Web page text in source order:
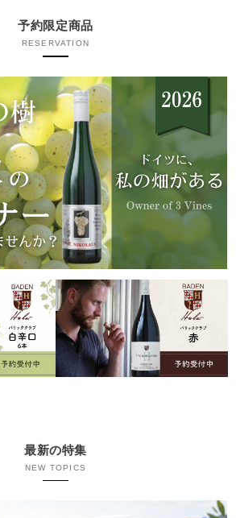
予約限定商品
RESERVATION
最新の特集
NEW TOPICS